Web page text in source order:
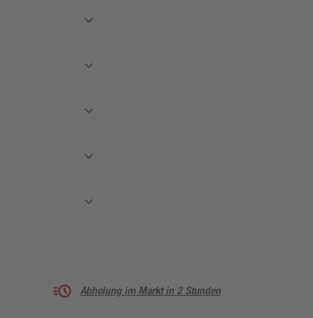
Abholung im Markt in 2 Stunden